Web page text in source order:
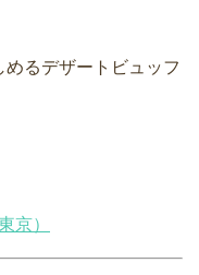
めるデザートビュッフ
京）